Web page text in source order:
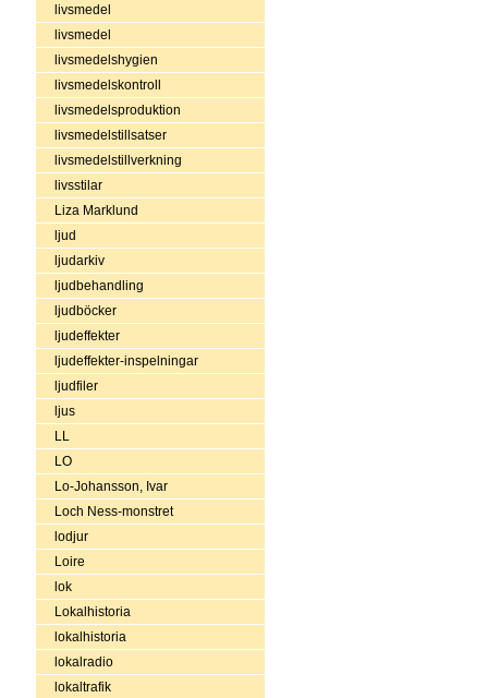
livsmedel
livsmedel
livsmedelshygien
livsmedelskontroll
livsmedelsproduktion
livsmedelstillsatser
livsmedelstillverkning
livsstilar
Liza Marklund
ljud
ljudarkiv
ljudbehandling
ljudböcker
ljudeffekter
ljudeffekter-inspelningar
ljudfiler
ljus
LL
LO
Lo-Johansson, Ivar
Loch Ness-monstret
lodjur
Loire
lok
Lokalhistoria
lokalhistoria
lokalradio
lokaltrafik